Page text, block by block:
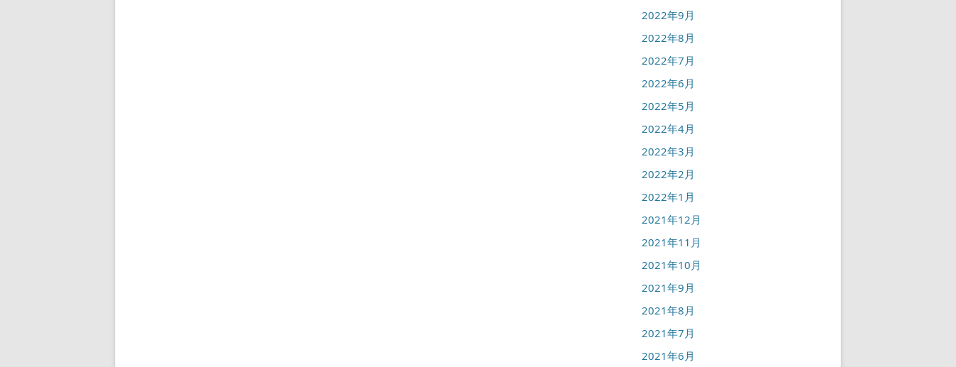
2022年9月
2022年8月
2022年7月
2022年6月
2022年5月
2022年4月
2022年3月
2022年2月
2022年1月
2021年12月
2021年11月
2021年10月
2021年9月
2021年8月
2021年7月
2021年6月